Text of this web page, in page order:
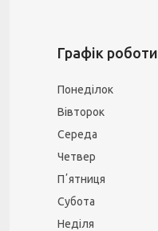
Графік роботи
Понеділок
Вівторок
Середа
Четвер
Пʼятниця
Субота
Неділя